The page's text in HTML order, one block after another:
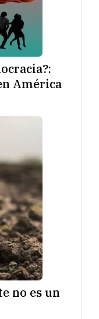
América
no es un